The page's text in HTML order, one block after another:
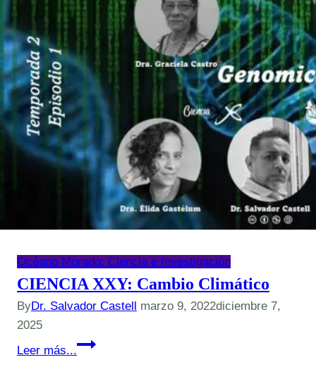
de
influenza.
El
cambio
estrategia.
Océano Morado: Ciencia e Investigación
CIENCIA XXY: Cambio Climático
ByDr. Salvador Castell marzo 9, 2022diciembre 7,
2025
Leer más...
CIENCIA